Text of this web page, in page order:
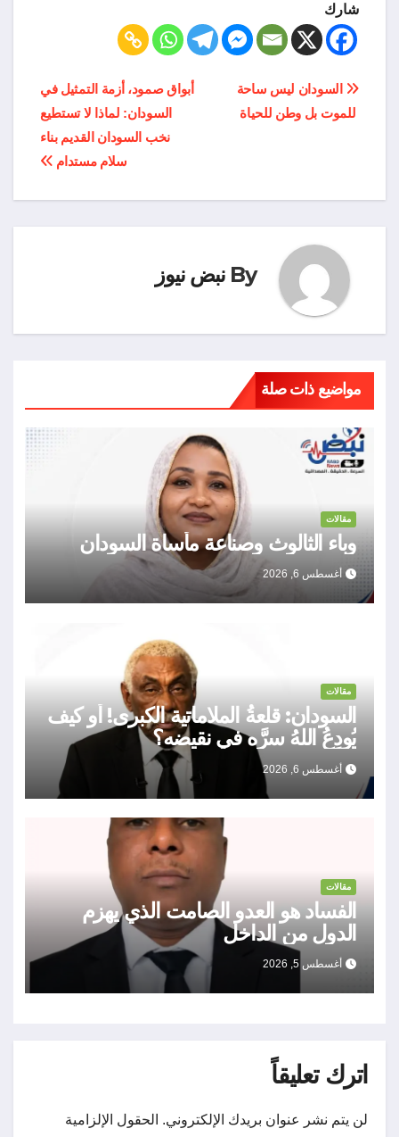
شارك
تصفّح
المقالات
أبواق صمود، أزمة التمثيل في
السودان: لماذا لا تستطيع
نخب السودان القديم بناء
سلام مستدام
السودان ليس ساحة
للموت بل وطن للحياة
By نبض نيوز
مواضيع ذات صلة
مقالات
وباء الثالوث وصناعة مأساة السودان
أغسطس 6, 2026
مقالات
السودان: قلعةُ الملاماتية الكبرى! أو كيف
يُودِعُ اللهُ سرَّه في نقيضه؟
أغسطس 6, 2026
مقالات
الفساد هو العدو الصامت الذي يهزم
الدول من الداخل
أغسطس 5, 2026
اترك تعليقاً
لن يتم نشر عنوان بريدك الإلكتروني. الحقول الإلزامية